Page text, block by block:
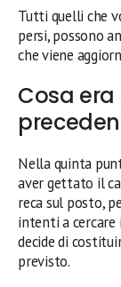
Tutti quelli che
persi, possono
che viene
Cosa
Nella quinta
aver gettato il
reca sul posto,
intenti a cercare
decide di
previsto.